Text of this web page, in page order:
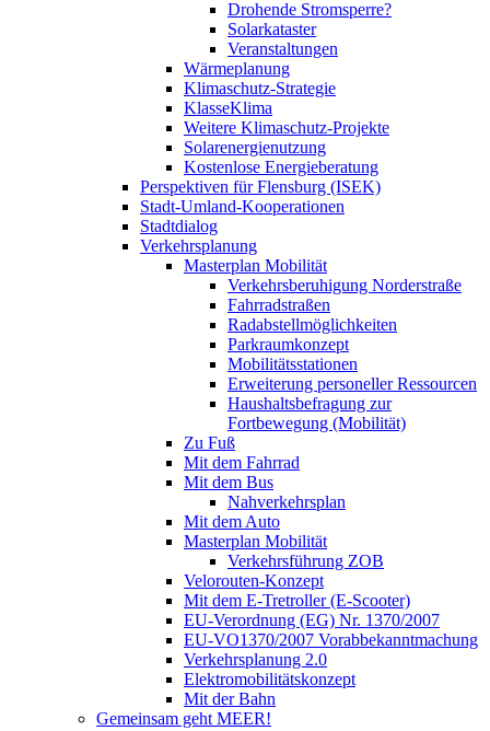
Drohende Stromsperre?
Solarkataster
Veranstaltungen
Wärmeplanung
Klimaschutz-Strategie
KlasseKlima
Weitere Klimaschutz-Projekte
Solarenergienutzung
Kostenlose Energieberatung
Perspektiven für Flensburg (ISEK)
Stadt-Umland-Kooperationen
Stadtdialog
Verkehrsplanung
Masterplan Mobilität
Verkehrsberuhigung Norderstraße
Fahrradstraßen
Radabstellmöglichkeiten
Parkraumkonzept
Mobilitätsstationen
Erweiterung personeller Ressourcen
Haushaltsbefragung zur
Fortbewegung (Mobilität)
Zu Fuß
Mit dem Fahrrad
Mit dem Bus
Nahverkehrsplan
Mit dem Auto
Masterplan Mobilität
Verkehrsführung ZOB
Velorouten-Konzept
Mit dem E-Tretroller (E-Scooter)
EU-Verordnung (EG) Nr. 1370/2007
EU-VO1370/2007 Vorabbekanntmachung
Verkehrsplanung 2.0
Elektromobilitätskonzept
Mit der Bahn
Gemeinsam geht MEER!